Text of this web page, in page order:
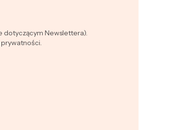
dotyczącym Newslettera).